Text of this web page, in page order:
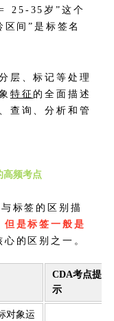
25-35岁”这个
间”是标签名
层、标记等处理
特征 的全面描述
查询、分析和管
频考点
标签的区别描
但是标签一般是
的区别之一。
CDA考点提
示
对象运